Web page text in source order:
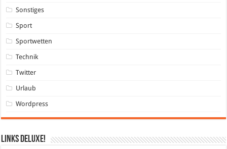
Sonstiges
Sport
Sportwetten
Technik
Twitter
Urlaub
Wordpress
Links DeLuXe!